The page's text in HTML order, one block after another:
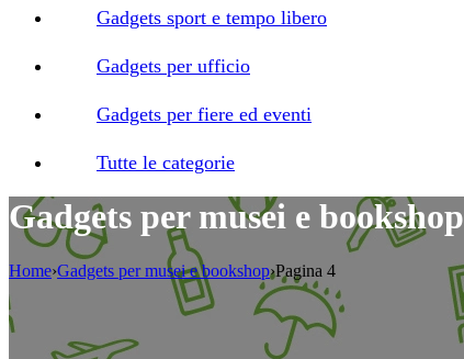
Gadgets sport e tempo libero
Gadgets per ufficio
Gadgets per fiere ed eventi
Tutte le categorie
Gadgets per musei e bookshop
Home›Gadgets per musei e bookshop›Pagina 4